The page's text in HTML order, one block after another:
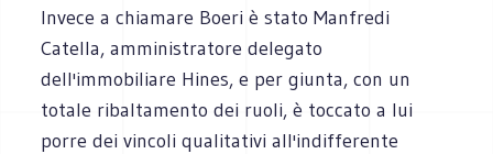
Invece a chiamare Boeri è stato Manfredi
Catella, amministratore delegato
dell'immobiliare Hines, e per giunta, con un
totale ribaltamento dei ruoli, è toccato a lui
porre dei vincoli qualitativi all'indifferente